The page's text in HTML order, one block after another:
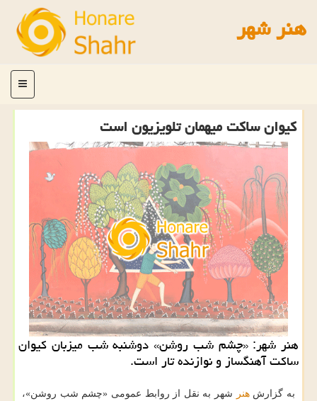
هنر شهر
منو
كیوان ساكت میهمان تلویزیون است
هنر شهر: «چشم شب روشن» دوشنبه شب میزبان كیوان
ساكت آهنگساز و نوازنده تار است.
به گزارشهنر
شهر به نقل از روابط عمومی «چشم شب روشن»،